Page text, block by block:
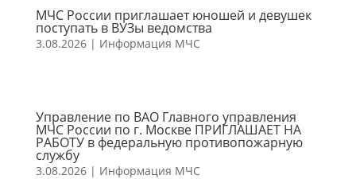
МЧС России приглашает юношей и девушек
поступать в ВУЗы ведомства
3.08.2026| Информация МЧС
Управление по ВАО Главного управления
МЧС России по г. Москве ПРИГЛАШАЕТ НА
РАБОТУ в федеральную противопожарную
службу
3.08.2026| Информация МЧС